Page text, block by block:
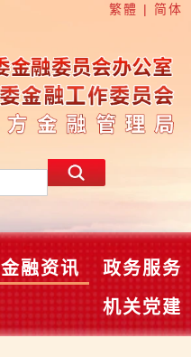
繁體 | 简体
金融资讯
政务服务
机关党建